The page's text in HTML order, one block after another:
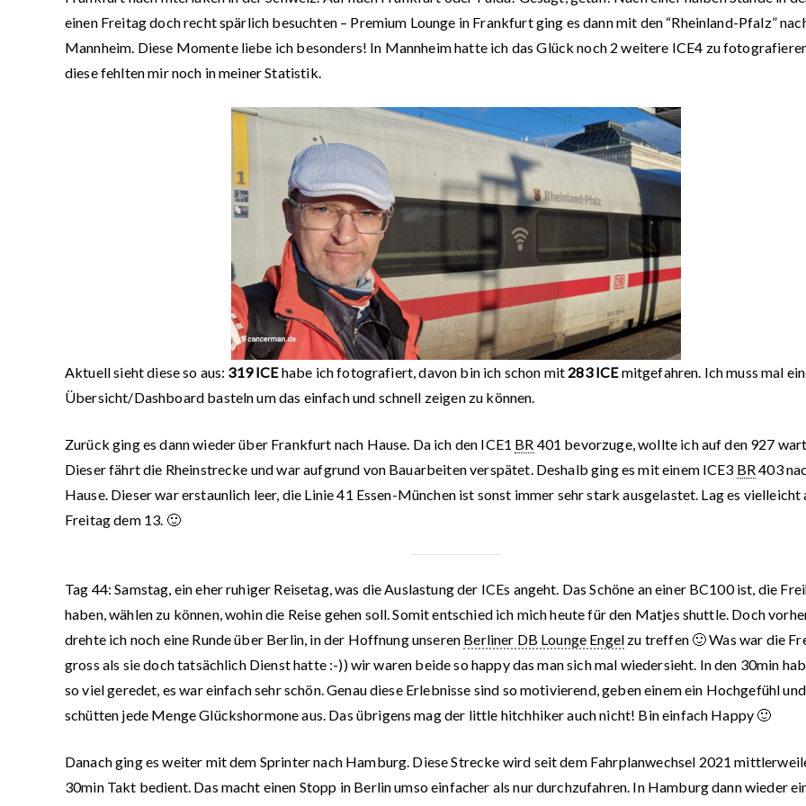
einen Freitag doch recht spärlich besuchten – Premium Lounge in Frankfurt ging es dann mit den “Rheinland-Pfalz”
Mannheim. Diese Momente liebe ich besonders! In Mannheim hatte ich das Glück noch 2 weitere ICE4 zu
diese fehlten mir noch in meiner Statistik.
Aktuell sieht diese so aus: 319 ICEhabe ich fotografiert, davon bin ich schon mit 283 ICEmitgefahren. Ich muss mal
Übersicht/Dashboard basteln um das einfach und schnell zeigen zu können.
Zurück ging es dann wieder über Frankfurt nach Hause. Da ich den ICE1 BR 401 bevorzuge, wollte ich auf den 927
Dieser fährt die Rheinstrecke und war aufgrund von Bauarbeiten verspätet. Deshalb ging es mit einem ICE3 BR403
Hause. Dieser war erstaunlich leer, die Linie 41 Essen-München ist sonst immer sehr stark ausgelastet. Lag es vielleicht
Freitag dem 13. 🙂
Tag 44: Samstag, ein eher ruhiger Reisetag, was die Auslastung der ICEs angeht. Das Schöne an einer BC100 ist, die
haben, wählen zu können, wohin die Reise gehen soll. Somit entschied ich mich heute für den Matjes shuttle. Doch
drehte ich noch eine Runde über Berlin, in der Hoffnung unseren Berliner DB Lounge Engel zu treffen 🙂 Was war die
gross als sie doch tatsächlich Dienst hatte :-)) wir waren beide so happy das man sich mal wiedersieht. In den 30min
so viel geredet, es war einfach sehr schön. Genau diese Erlebnisse sind so motivierend, geben einem ein Hochgefühl und
schütten jede Menge Glückshormone aus. Das übrigens mag der little hitchhiker auch nicht! Bin einfach Happy 🙂
Danach ging es weiter mit dem Sprinter nach Hamburg. Diese Strecke wird seit dem Fahrplanwechsel 2021
30min Takt bedient. Das macht einen Stopp in Berlin umso einfacher als nur durchzufahren. In Hamburg dann wieder